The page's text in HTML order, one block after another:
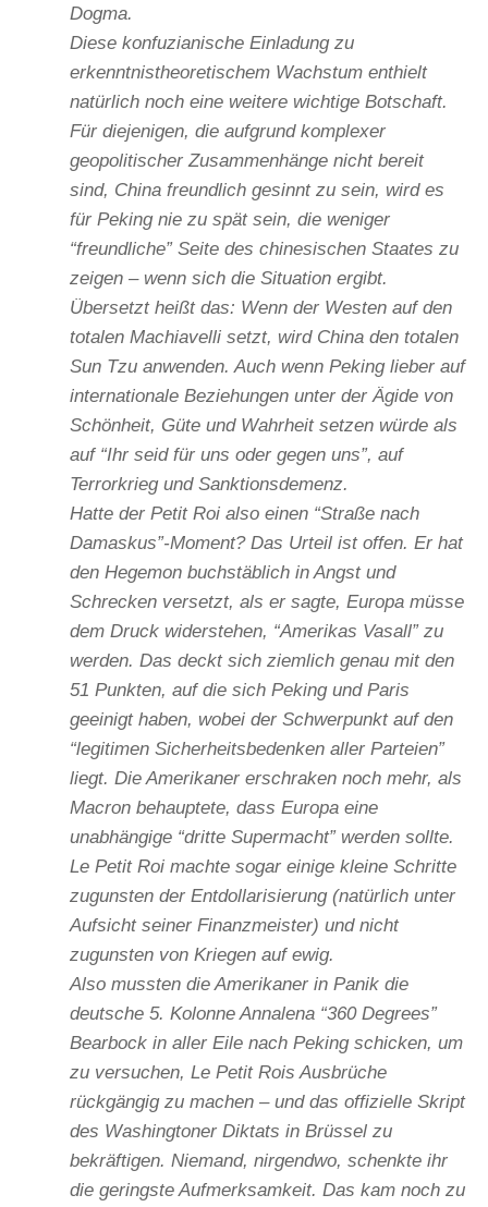
Dogma.
Diese konfuzianische Einladung zu
erkenntnistheoretischem Wachstum enthielt
natürlich noch eine weitere wichtige Botschaft.
Für diejenigen, die aufgrund komplexer
geopolitischer Zusammenhänge nicht bereit
sind, China freundlich gesinnt zu sein, wird es
für Peking nie zu spät sein, die weniger
“freundliche” Seite des chinesischen Staates zu
zeigen – wenn sich die Situation ergibt.
Übersetzt heißt das: Wenn der Westen auf den
totalen Machiavelli setzt, wird China den totalen
Sun Tzu anwenden. Auch wenn Peking lieber auf
internationale Beziehungen unter der Ägide von
Schönheit, Güte und Wahrheit setzen würde als
auf “Ihr seid für uns oder gegen uns”, auf
Terrorkrieg und Sanktionsdemenz.
Hatte der Petit Roi also einen “Straße nach
Damaskus”-Moment? Das Urteil ist offen. Er hat
den Hegemon buchstäblich in Angst und
Schrecken versetzt, als er sagte, Europa müsse
dem Druck widerstehen, “Amerikas Vasall” zu
werden. Das deckt sich ziemlich genau mit den
51 Punkten, auf die sich Peking und Paris
geeinigt haben, wobei der Schwerpunkt auf den
“legitimen Sicherheitsbedenken aller Parteien”
liegt. Die Amerikaner erschraken noch mehr, als
Macron behauptete, dass Europa eine
unabhängige “dritte Supermacht” werden sollte.
Le Petit Roi machte sogar einige kleine Schritte
zugunsten der Entdollarisierung (natürlich unter
Aufsicht seiner Finanzmeister) und nicht
zugunsten von Kriegen auf ewig.
Also mussten die Amerikaner in Panik die
deutsche 5. Kolonne Annalena “360 Degrees”
Bearbock in aller Eile nach Peking schicken, um
zu versuchen, Le Petit Rois Ausbrüche
rückgängig zu machen – und das offizielle Skript
des Washingtoner Diktats in Brüssel zu
bekräftigen. Niemand, nirgendwo, schenkte ihr
die geringste Aufmerksamkeit. Das kam noch zu